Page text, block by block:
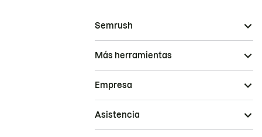
Semrush
Más herramientas
Empresa
Asistencia